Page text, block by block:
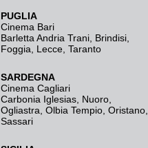
PUGLIA
Cinema Bari
Barletta Andria Trani Brindisi
Foggia
Lecce Taranto
SARDEGNA
Cinema Cagliari
Carbonia Iglesias Nuoro
Ogliastra Olbia Tempio Oristano
Sassari